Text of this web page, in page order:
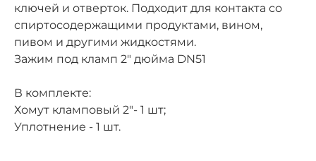
ключей и отверток. Подходит для контакта со
спиртосодержащими продуктами, вином,
пивом и другими жидкостями.
Зажим под кламп 2" дюйма DN51
В комплекте:
Хомут кламповый 2"- 1 шт;
Уплотнение - 1 шт.